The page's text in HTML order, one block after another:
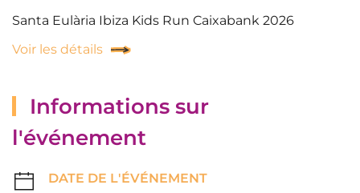
Santa Eulària Ibiza Kids Run Caixabank 2026
Voir les détails
Informations sur
l'événement
DATE DE L'ÉVÉNEMENT